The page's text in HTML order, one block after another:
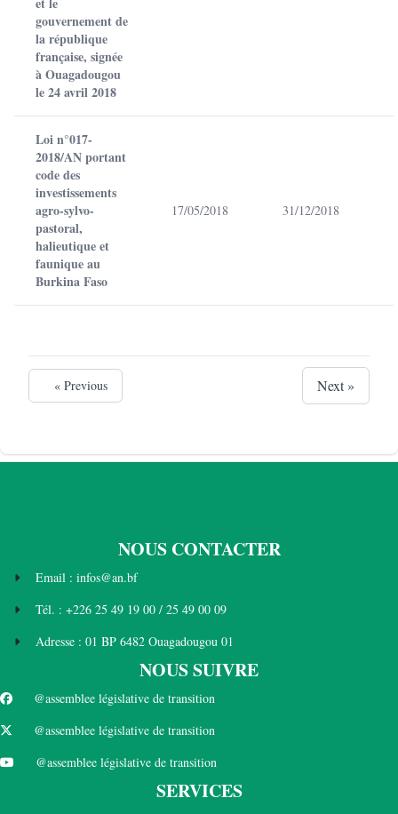
gouvernement de
la république
française, signée
à Ouagadougou
le 24 avril 2018
Loi n°017-
2018/AN portant
code des
investissements
agro-sylvo-
pastoral,
halieutique et
faunique au
Burkina Faso
17/05/2018 31/12/2018
« Previous Next »
NOUS CONTACTER
Email : infos@an.bf
Tél. : +226 25 49 19 00 / 25 49 00 09
Adresse : 01 BP 6482 Ouagadougou 01
NOUS SUIVRE
@assemblee législative de transition
@assemblee législative de transition
@assemblee législative de transition
SERVICES